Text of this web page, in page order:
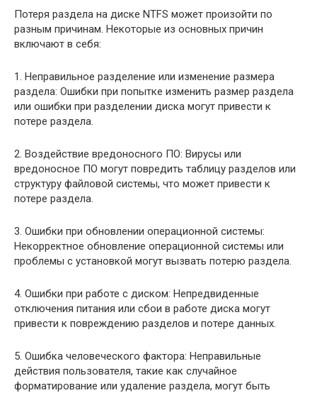
Потеря раздела на диске NTFS может произойти по
разным причинам. Некоторые из основных причин
включают в себя:
1. Неправильное разделение или изменение размера
раздела: Ошибки при попытке изменить размер раздела
или ошибки при разделении диска могут привести к
потере раздела.
2. Воздействие вредоносного ПО: Вирусы или
вредоносное ПО могут повредить таблицу разделов или
структуру файловой системы, что может привести к
потере раздела.
3. Ошибки при обновлении операционной системы:
Некорректное обновление операционной системы или
проблемы с установкой могут вызвать потерю раздела.
4. Ошибки при работе с диском: Непредвиденные
отключения питания или сбои в работе диска могут
привести к повреждению разделов и потере данных.
5. Ошибка человеческого фактора: Неправильные
действия пользователя, такие как случайное
форматирование или удаление раздела, могут быть